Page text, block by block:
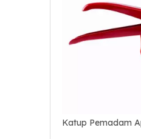
Katup Pemadam